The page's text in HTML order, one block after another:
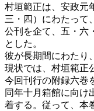
村垣範正は、安政元
三・四）にわたって
公刊を企て、五・六
とした。
彼が長期間にわたり
現状では、村垣範正
今回刊行の附録六巻
同年十月箱館に向け
着する。従って、本